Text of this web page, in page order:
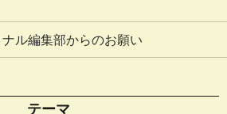
ル編集部からのお願い
テーマ